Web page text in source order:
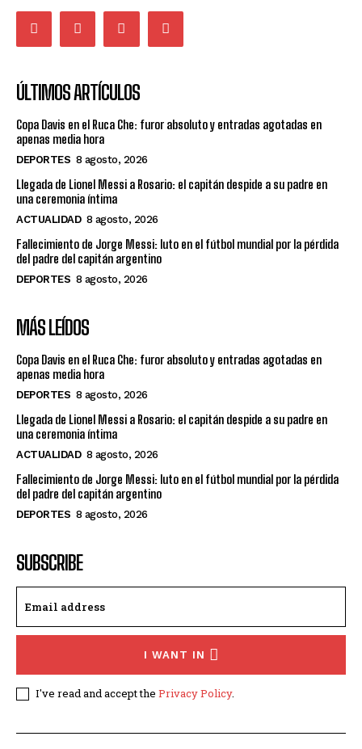
ÚLTIMOS ARTÍCULOS
Copa Davis en el Ruca Che: furor absoluto y entradas agotadas en
apenas media hora
DEPORTES 8 agosto, 2026
Llegada de Lionel Messi a Rosario: el capitán despide a su padre en
una ceremonia íntima
ACTUALIDAD 8 agosto, 2026
Fallecimiento de Jorge Messi: luto en el fútbol mundial por la pérdida
del padre del capitán argentino
DEPORTES 8 agosto, 2026
MÁS LEÍDOS
Copa Davis en el Ruca Che: furor absoluto y entradas agotadas en
apenas media hora
DEPORTES 8 agosto, 2026
Llegada de Lionel Messi a Rosario: el capitán despide a su padre en
una ceremonia íntima
ACTUALIDAD 8 agosto, 2026
Fallecimiento de Jorge Messi: luto en el fútbol mundial por la pérdida
del padre del capitán argentino
DEPORTES 8 agosto, 2026
SUBSCRIBE
I WANT IN
I've read and accept the Privacy Policy.